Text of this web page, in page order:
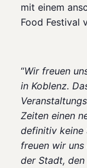
mit einem
Food Festival
“Wir freuen
in Koblenz.
Zeiten einen
definitiv keine
freuen wir
der Stadt,